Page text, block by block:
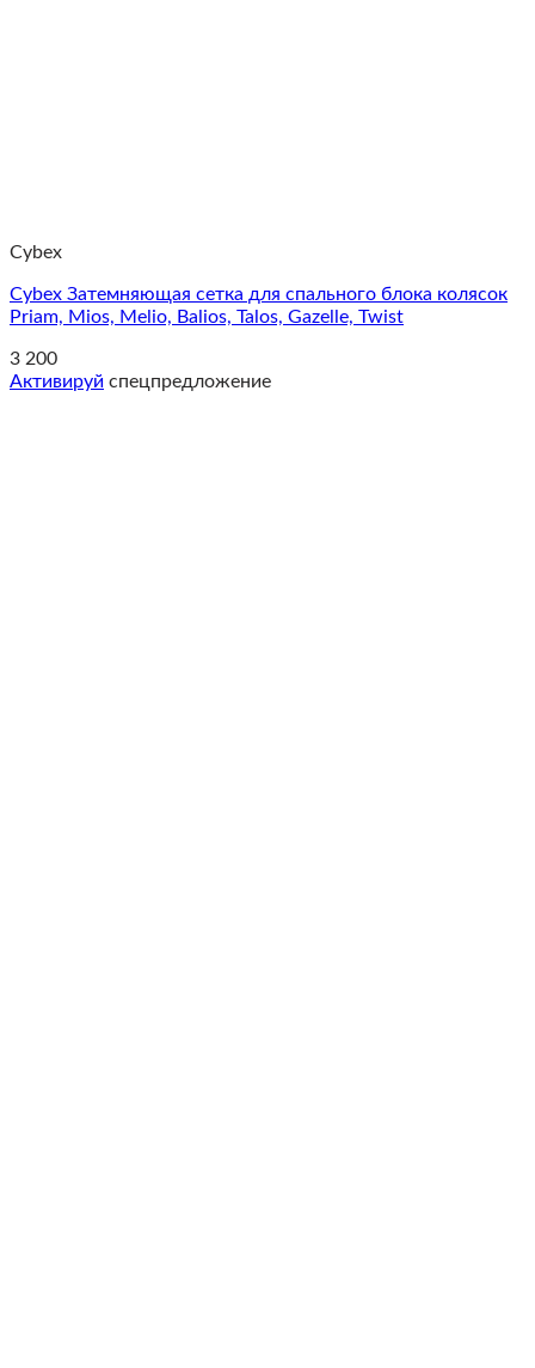
Cybex
Cybex Затемняющая сетка для спального блока колясок
Priam, Mios, Melio, Balios, Talos, Gazelle, Twist
3 200
Активируй спецпредложение